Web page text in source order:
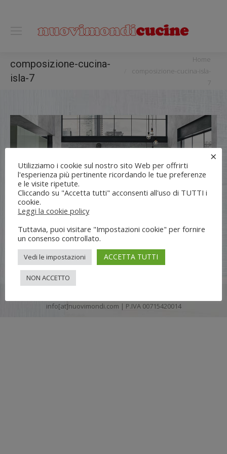
composizione-cucina-
isla-7
Home
composizione-cucina-isla-
7
info[at]nuovimondi.com | P.IVA 00715420014
Utilizziamo i cookie sul nostro sito Web per offrirti
l'esperienza più pertinente ricordando le tue preferenze
e le visite ripetute.
Cliccando su "Accetta tutti" acconsenti all'uso di TUTTI i
cookie.
Leggi la cookie policy
×
Tuttavia, puoi visitare "Impostazioni cookie" per fornire
un consenso controllato.
Vedi le impostazioni ACCETTA TUTTI
NON ACCETTO